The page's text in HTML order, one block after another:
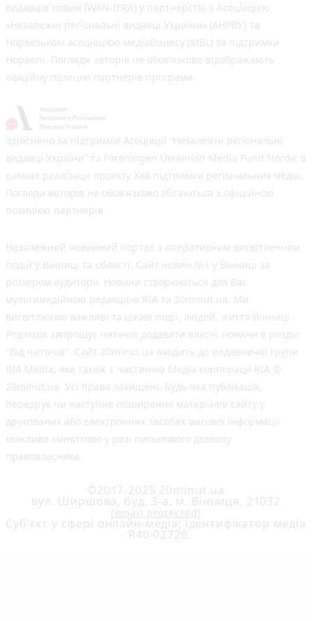
видавців новин (WAN-IFRA) у партнерстві з Асоціацією
«Незалежні регіональні видавці України» (АНРВУ) та
Норвезькою асоціацією медіабізнесу (MBL) за підтримки
Норвегії. Погляди авторів не обов’язково відображають
офіційну позицію партнерів програми.
Здійснено за підтримки Асоціації “Незалежні регіональні
видавці України” та Foreningen Ukrainian Media Fund Nordic в
рамках реалізації проєкту Хаб підтримки регіональних медіа.
Погляди авторів не обов'язково збігаються з офіційною
позицією партнерів
Незалежний новинний портал з оперативним висвітленням
подій у Вінниці та області. Сайт новин №1 у Вінниці за
розміром аудиторії. Новини створюються для Вас
мультимедійною редакцією RIA та 20minut.ua. Ми
висвітлюємо важливі та цікаві події, людей, життя Вінниці.
Редакція запрошує читачів додавати власні новини в розділ
"Від читачів". Сайт 20minut.ua входить до видавничої групи
RIA Media, яка також є частиною Медіа корпорації RIA ©
20minut.ua. Усі права захищені. Будь-яка публiкацiя,
передрук чи наступне поширення матеріалів сайту у
друкованих або електронних засобах масової інформації
можлива винятково у разі письмового дозволу
правовласника.
©2017-2025 20minut.ua
вул. Ширшова, буд. 3-а, м. Вінниця, 21032
[email protected]
Cуб'єкт у сфері онлайн-медіа; ідентифікатор медіа
- R40-02726.